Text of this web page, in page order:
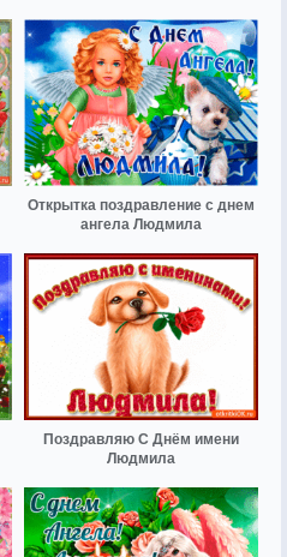
Открытка поздравление с днем
ангела Людмила
Поздравляю С Днём имени
Людмила